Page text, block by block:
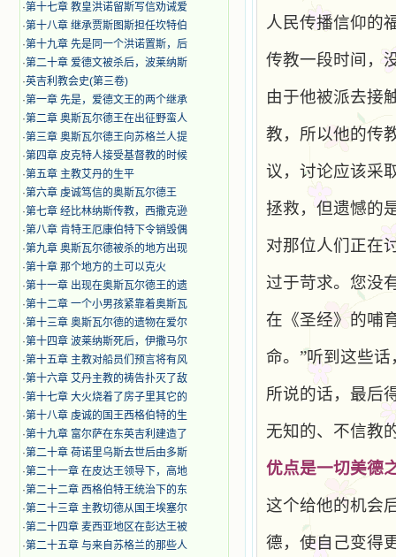
·第十七章 教皇洪诺留斯写信劝诫爱
·第十八章 继承贾斯图斯担任坎特伯
·第十九章 先是同一个洪诺置斯，后
·第二十章 爱德文被杀后，波莱纳斯
·英吉利教会史(第三卷)
·第一章 先是，爱德文王的两个继承
·第二章 奥斯瓦尔德王在出征野蛮人
·第三章 奥斯瓦尔德王向苏格兰人提
·第四章 皮克特人接受基督教的时候
·第五章 主教艾丹的生平
·第六章 虔诚笃信的奥斯瓦尔德王
·第七章 经比林纳斯传教，西撒克逊
·第八章 肯特王厄康伯特下令销毁偶
·第九章 奥斯瓦尔德被杀的地方出现
·第十章 那个地方的土可以克火
·第十一章 出现在奥斯瓦尔德王的遗
·第十二章 一个小男孩紧靠着奥斯瓦
·第十三章 奥斯瓦尔德的遗物在爱尔
·第十四章 波莱纳斯死后，伊撒马尔
·第十五章 主教对船员们预言将有风
·第十六章 艾丹主教的祷告扑灭了敌
·第十七章 大火烧着了房子里其它的
·第十八章 虔诚的国王西格伯特的生
·第十九章 富尔萨在东英吉利建造了
·第二十章 荷诺里乌斯去世后由多斯
·第二十一章 在皮达王领导下，高地
·第二十二章 西格伯特王统治下的东
·第二十三章 主教切德从国王埃塞尔
·第二十四章 麦西亚地区在彭达王被
·第二十五章 与来自苏格兰的那些人
人民传播信仰的
传教一段时间，
由于他被派去接
教，所以他的传
议，讨论应该采
拯救，但遗憾的
对那位人们正在
过于苛求。您没
在《圣经》的哺
命。”听到这些
所说的话，最后
无知的、不信
优点是一切美德
这个给他的机会
德，使自己变得